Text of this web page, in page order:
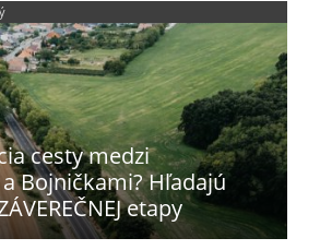
cesty medzi
Bojničkami? Hľadajú
etapy